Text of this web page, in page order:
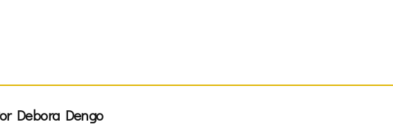
Debora Dengo